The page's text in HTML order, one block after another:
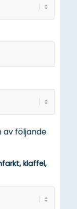
av följande
klaffel,